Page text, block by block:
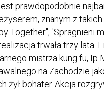
prawdopodobnie
znanym z
Together", "Spragnieni
trwała trzy lata.
mistrza kung fu, Ip
na Zachodzie
żył bohater. Akcja